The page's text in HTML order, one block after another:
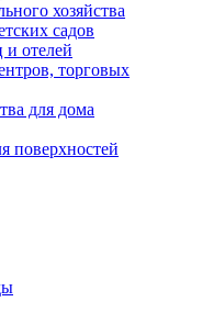
хозяйства
садов
и отелей
торговых
для дома
поверхностей